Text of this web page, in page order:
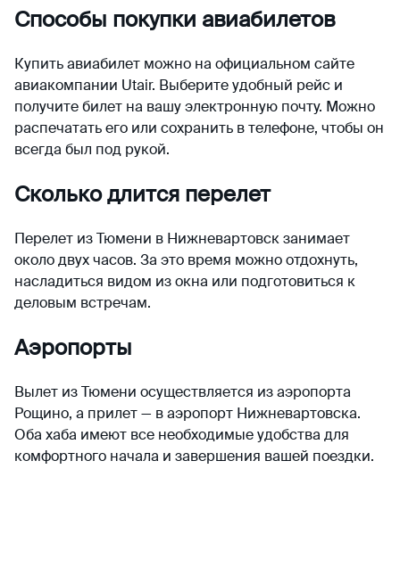
Способы покупки авиабилетов
Купить авиабилет можно на официальном сайте
авиакомпании Utair. Выберите удобный рейс и
получите билет на вашу электронную почту. Можно
распечатать его или сохранить в телефоне, чтобы он
всегда был под рукой.
Сколько длится перелет
Перелет из Тюмени в Нижневартовск занимает
около двух часов. За это время можно отдохнуть,
насладиться видом из окна или подготовиться к
деловым встречам.
Аэропорты
Вылет из Тюмени осуществляется из аэропорта
Рощино, а прилет — в аэропорт Нижневартовска.
Оба хаба имеют все необходимые удобства для
комфортного начала и завершения вашей поездки.